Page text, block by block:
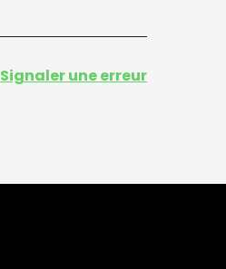
Signaler une erreur